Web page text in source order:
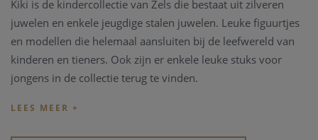
Kiki is de kindercollectie van Zels die bestaat uit zilveren
juwelen en enkele jeugdige stalen juwelen. Leuke figuurtjes
en modellen die helemaal aansluiten bij de leefwereld van
kinderen en tieners. Ook zijn er enkele leuke stuks voor
jongens in de collectie terug te vinden.